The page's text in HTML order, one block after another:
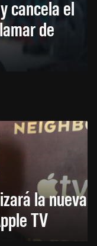
cancela el
de
la nueva
TV